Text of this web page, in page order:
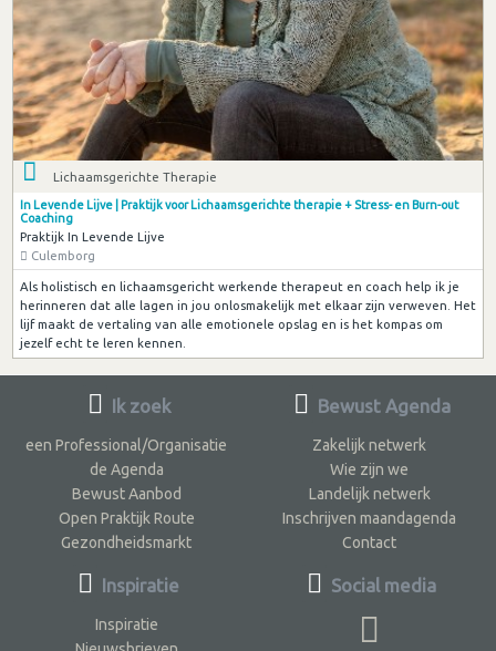
Lichaamsgerichte Therapie
In Levende Lijve | Praktijk voor Lichaamsgerichte therapie + Stress- en Burn-out
Coaching
Praktijk In Levende Lijve
Culemborg
Als holistisch en lichaamsgericht werkende therapeut en coach help ik je
herinneren dat alle lagen in jou onlosmakelijk met elkaar zijn verweven. Het
lijf maakt de vertaling van alle emotionele opslag en is het kompas om
jezelf echt te leren kennen.
Ik zoek
een Professional/Organisatie
de Agenda
Bewust Aanbod
Open Praktijk Route
Gezondheidsmarkt
Inspiratie
Inspiratie
Bewust Agenda
Zakelijk netwerk
Wie zijn we
Landelijk netwerk
Inschrijven maandagenda
Contact
Social media